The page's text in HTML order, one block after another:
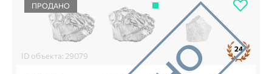
ПРОДАНО
ID объекта: 29079
24